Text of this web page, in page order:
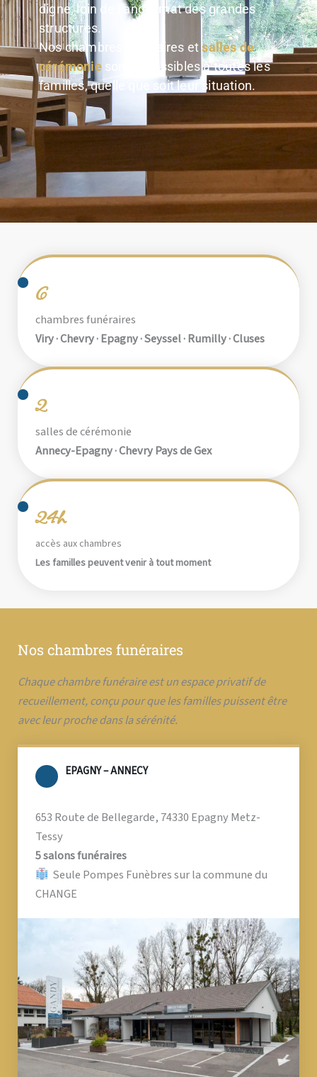
digne, loin de l’anonymat des grandes
structures.
Nos chambres funéraires etsalles de
cérémonie sont accessibles à toutes les
familles, quelle que soit leur situation.
6
chambres funéraires
Viry · Chevry · Epagny · Seyssel · Rumilly · Cluses
2
salles de cérémonie
Annecy-Epagny · Chevry Pays de Gex
24h
accès aux chambres
Les familles peuvent venir à tout moment
Nos chambres funéraires
Chaque chambre funéraire est un espace privatif de
recueillement, conçu pour que les familles puissent être
avec leur proche dans la sérénité.
EPAGNY – ANNECY
653 Route de Bellegarde, 74330 Epagny Metz-
Tessy
5 salons funéraires
Seule Pompes Funèbres sur la commune du
CHANGE